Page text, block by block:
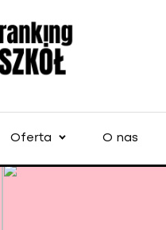
Oferta O nas